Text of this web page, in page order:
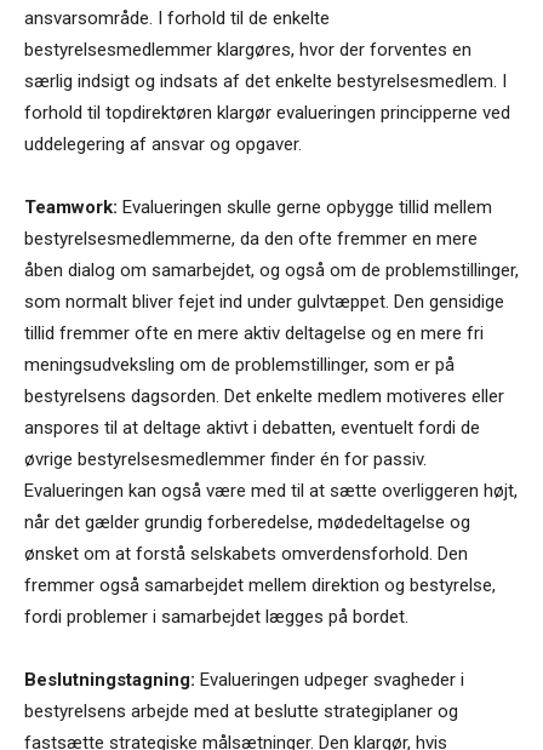
ansvarsområde. I forhold til de enkelte
bestyrelsesmedlemmer klargøres, hvor der forventes en
særlig indsigt og indsats af det enkelte bestyrelsesmedlem. I
forhold til topdirektøren klargør evalueringen principperne ved
uddelegering af ansvar og opgaver.
Teamwork: Evalueringen skulle gerne opbygge tillid mellem
bestyrelsesmedlemmerne, da den ofte fremmer en mere
åben dialog om samarbejdet, og også om de problemstillinger,
som normalt bliver fejet ind under gulvtæppet. Den gensidige
tillid fremmer ofte en mere aktiv deltagelse og en mere fri
meningsudveksling om de problemstillinger, som er på
bestyrelsens dagsorden. Det enkelte medlem motiveres eller
anspores til at deltage aktivt i debatten, eventuelt fordi de
øvrige bestyrelsesmedlemmer finder én for passiv.
Evalueringen kan også være med til at sætte overliggeren højt,
når det gælder grundig forberedelse, mødedeltagelse og
ønsket om at forstå selskabets omverdensforhold. Den
fremmer også samarbejdet mellem direktion og bestyrelse,
fordi problemer i samarbejdet lægges på bordet.
Beslutningstagning: Evalueringen udpeger svagheder i
bestyrelsens arbejde med at beslutte strategiplaner og
fastsætte strategiske målsætninger. Den klargør, hvis